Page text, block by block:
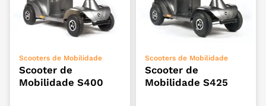
ADICIONAR
Scooters de Mobilidade
Scooter de
Mobilidade S400
ADICIONAR
Scooters de Mobilidade
Scooter de
Mobilidade S425